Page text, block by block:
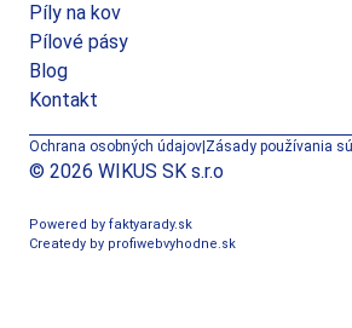
Píly na kov
Pílové pásy
Blog
Kontakt
© 2026 WIKUS SK s.r.o
Ochrana osobných údajov Zásady používania
Createdy by profiwebvyhodne.sk
Powered by faktyarady.sk